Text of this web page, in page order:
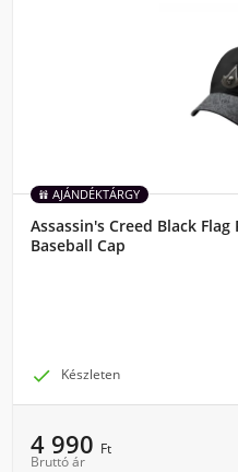
AJÁNDÉKTÁRGY
Assassin's Creed Black
Baseball Cap
 Készleten
4 990 Ft
Bruttó ár